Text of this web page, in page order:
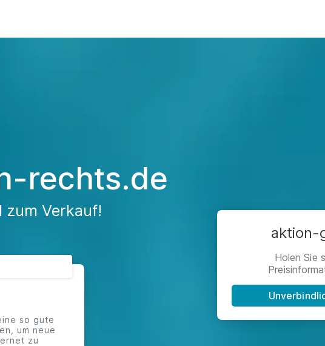
rechts.de
zum Verkauf!
so gute
um neue
zu
aktion-
Holen Sie